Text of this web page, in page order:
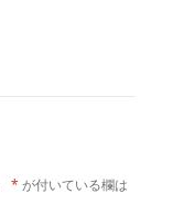
* が付いている欄は